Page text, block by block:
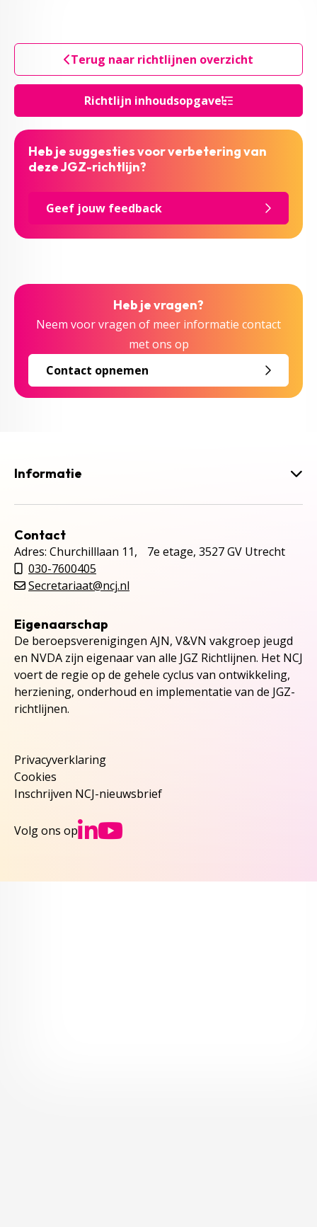
Richtlijn inhoudsopgave
Terug naar richtlijnen overzicht
Heb je suggesties voor verbetering van
deze JGZ-richtlijn?
Geef jouw feedback
Heb je vragen?
Neem voor vragen of meer informatie contact
met ons op
Contact opnemen
Informatie
Contact
Adres: Churchilllaan 11, 7e etage, 3527 GV Utrecht
030-7600405
Secretariaat@ncj.nl
Eigenaarschap
De beroepsverenigingen AJN, V&VN vakgroep jeugd
en NVDA zijn eigenaar van alle JGZ Richtlijnen. Het NCJ
voert de regie op de gehele cyclus van ontwikkeling,
herziening, onderhoud en implementatie van de JGZ-
richtlijnen.
Privacyverklaring
Cookies
Inschrijven NCJ-nieuwsbrief
Volg ons op Ga naar NCJs